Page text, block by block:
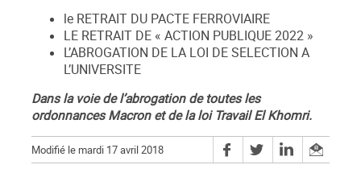
le RETRAIT DU PACTE FERROVIAIRE
LE RETRAIT DE « ACTION PUBLIQUE 2022 »
L’ABROGATION DE LA LOI DE SELECTION A
L’UNIVERSITE
Dans la voie de l’abrogation de toutes les
ordonnances Macron et de la loi Travail El Khomri.
Modifié le mardi 17 avril 2018